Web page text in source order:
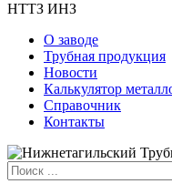
НТТЗ ИНЗ
О заводе
Трубная продукция
Новости
Калькулятор
Справочник
Контакты